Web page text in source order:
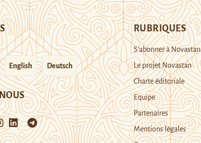
English Deutsch
RUBRIQUES
S’abonner à Novastan
Le projet Novastan
Charte éditoriale
Equipe
Partenaires
Mentions légales